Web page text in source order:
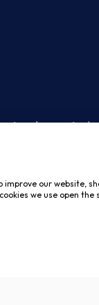
ad operatori
our website,
we use open the